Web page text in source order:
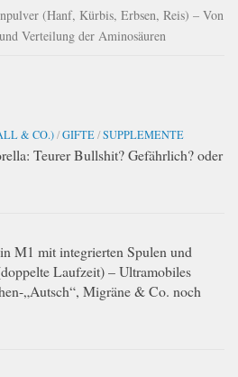
(Hanf, Kürbis, Erbsen, Reis) – Von
Verteilung der Aminosäuren
& CO.)/GIFTE/SUPPLEMENTE
Teurer Bullshit? Gefährlich? oder
M1 mit integrierten Spulen und
Laufzeit) – Ultramobiles
„Autsch“, Migräne & Co. noch